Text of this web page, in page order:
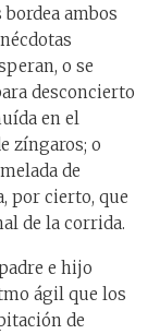
ambos
o se
desconcierto
en el
zíngaros; o
de
por cierto, que
de la corrida.
e hijo
ágil que los
de